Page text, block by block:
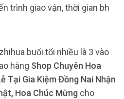
trình giao vận, thời gian bh
buổi tối nhiều là 3 vào
hàng Shop Chuyên Hoa
Tại Gia Kiệm Đồng Nai Nhận
Hoa Chúc Mừng cho